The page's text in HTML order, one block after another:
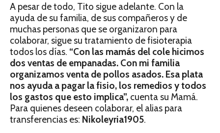
A pesar de todo, Tito sigue adelante. Con la
ayuda de su familia, de sus compañeros y de
muchas personas que se organizaron para
colaborar, sigue su tratamiento de fisioterapia
todos los días. “Con las mamás del cole hicimos
dos ventas de empanadas. Con mi familia
organizamos venta de pollos asados. Esa plata
nos ayuda a pagar la fisio, los remedios y todos
los gastos que esto implica”, cuenta su Mamá.
Para quienes deseen colaborar, el alias para
transferencias es: Nikoleyria1905.